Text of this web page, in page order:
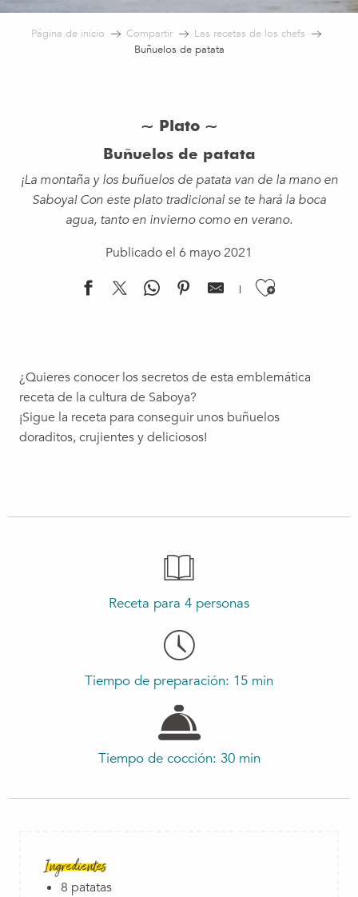
Página de inicio Compartir
Las recetas de los chefs
Buñuelos de patata
~ Plato ~
Buñuelos de patata
¡La montaña y los buñuelos de patata van de la mano en
Saboya! Con este plato tradicional se te hará la boca
agua, tanto en invierno como en verano.
Publicado el 6 mayo 2021
Ajouter
¿Quieres conocer los secretos de esta emblemática
receta de la cultura de Saboya?
¡Sigue la receta para conseguir unos buñuelos
doraditos, crujientes y deliciosos!
Receta para 4 personas
Tiempo de preparación: 15 min
Tiempo de cocción: 30 min
Ingredientes
8 patatas